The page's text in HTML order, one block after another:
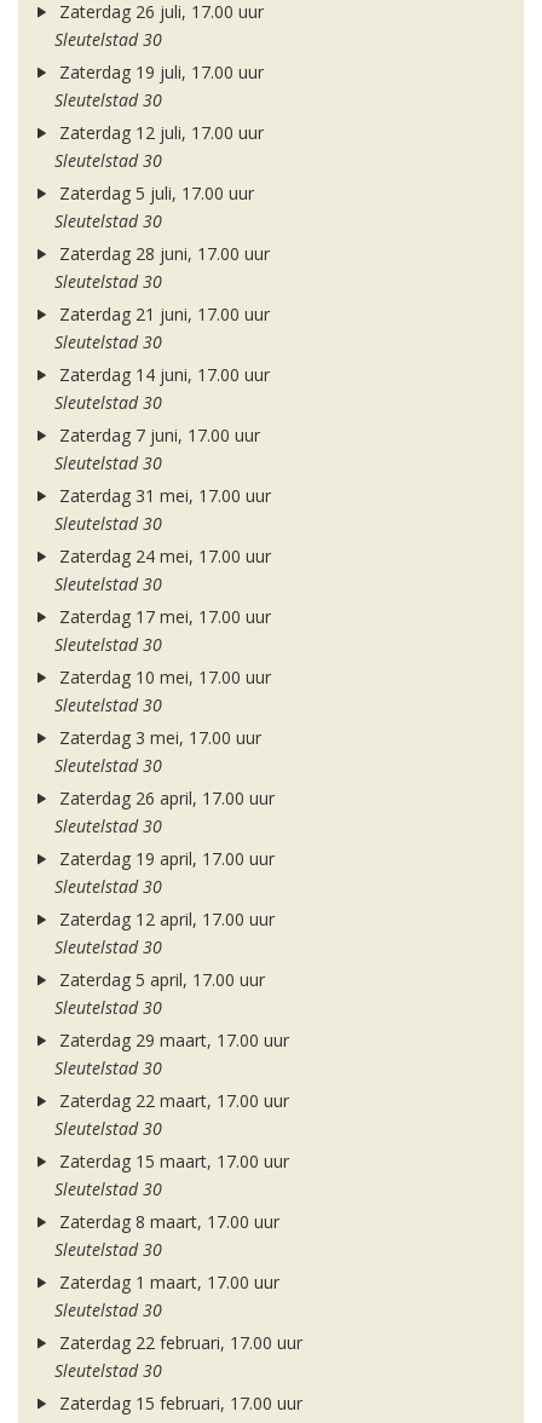
Zaterdag 26 juli, 17.00 uur
Sleutelstad 30
Zaterdag 19 juli, 17.00 uur
Sleutelstad 30
Zaterdag 12 juli, 17.00 uur
Sleutelstad 30
Zaterdag 5 juli, 17.00 uur
Sleutelstad 30
Zaterdag 28 juni, 17.00 uur
Sleutelstad 30
Zaterdag 21 juni, 17.00 uur
Sleutelstad 30
Zaterdag 14 juni, 17.00 uur
Sleutelstad 30
Zaterdag 7 juni, 17.00 uur
Sleutelstad 30
Zaterdag 31 mei, 17.00 uur
Sleutelstad 30
Zaterdag 24 mei, 17.00 uur
Sleutelstad 30
Zaterdag 17 mei, 17.00 uur
Sleutelstad 30
Zaterdag 10 mei, 17.00 uur
Sleutelstad 30
Zaterdag 3 mei, 17.00 uur
Sleutelstad 30
Zaterdag 26 april, 17.00 uur
Sleutelstad 30
Zaterdag 19 april, 17.00 uur
Sleutelstad 30
Zaterdag 12 april, 17.00 uur
Sleutelstad 30
Zaterdag 5 april, 17.00 uur
Sleutelstad 30
Zaterdag 29 maart, 17.00 uur
Sleutelstad 30
Zaterdag 22 maart, 17.00 uur
Sleutelstad 30
Zaterdag 15 maart, 17.00 uur
Sleutelstad 30
Zaterdag 8 maart, 17.00 uur
Sleutelstad 30
Zaterdag 1 maart, 17.00 uur
Sleutelstad 30
Zaterdag 22 februari, 17.00 uur
Sleutelstad 30
Zaterdag 15 februari, 17.00 uur